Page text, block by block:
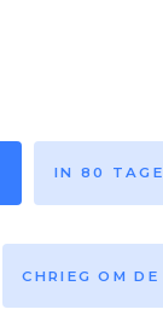
IN 80
CHRIEG OM DE